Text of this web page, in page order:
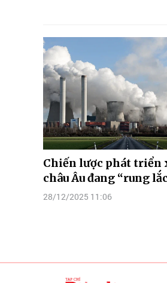
Chiến lược phát triển
châu Âu đang “rung
28/12/2025 11:06